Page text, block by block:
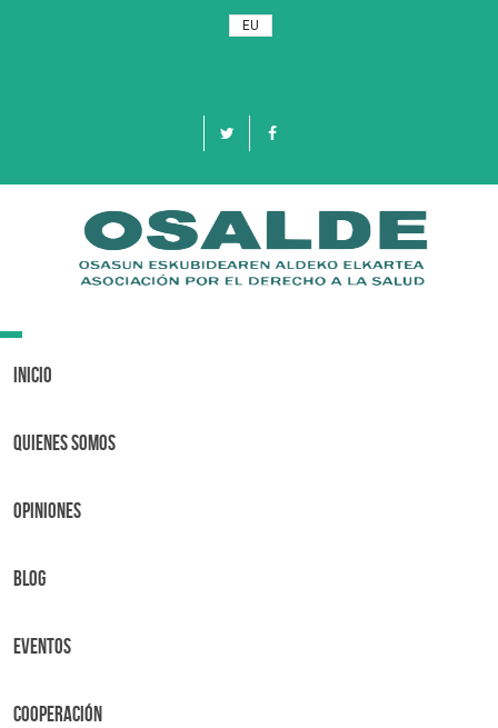
EU
Toggle
Inicio
Quienes Somos
OPINIONES
BLOG
Eventos
Cooperación